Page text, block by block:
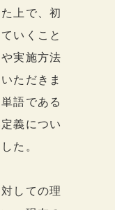
上で、初
いくこと
実施方法
ただきま
語である
義につい
た。
しての理